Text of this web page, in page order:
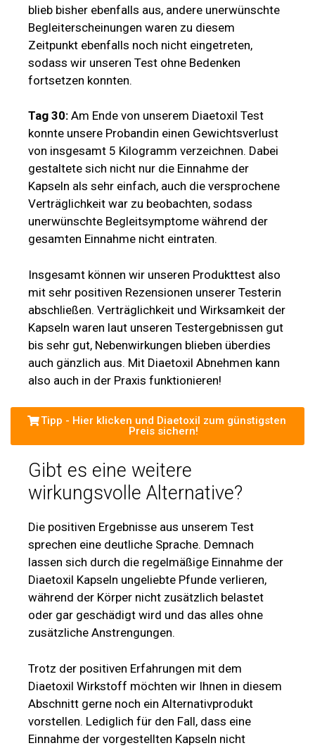
blieb bisher ebenfalls aus, andere unerwünschte
Begleiterscheinungen waren zu diesem
Zeitpunkt ebenfalls noch nicht eingetreten,
sodass wir unseren Test ohne Bedenken
fortsetzen konnten.
Tag 30: Am Ende von unserem Diaetoxil Test
konnte unsere Probandin einen Gewichtsverlust
von insgesamt 5 Kilogramm verzeichnen. Dabei
gestaltete sich nicht nur die Einnahme der
Kapseln als sehr einfach, auch die versprochene
Verträglichkeit war zu beobachten, sodass
unerwünschte Begleitsymptome während der
gesamten Einnahme nicht eintraten.
Insgesamt können wir unseren Produkttest also
mit sehr positiven Rezensionen unserer Testerin
abschließen. Verträglichkeit und Wirksamkeit der
Kapseln waren laut unseren Testergebnissen gut
bis sehr gut, Nebenwirkungen blieben überdies
auch gänzlich aus. Mit Diaetoxil Abnehmen kann
also auch in der Praxis funktionieren!
Tipp - Hier klicken und Diaetoxil zum günstigsten
Preis sichern!
Gibt es eine weitere
wirkungsvolle Alternative?
Die positiven Ergebnisse aus unserem Test
sprechen eine deutliche Sprache. Demnach
lassen sich durch die regelmäßige Einnahme der
Diaetoxil Kapseln ungeliebte Pfunde verlieren,
während der Körper nicht zusätzlich belastet
oder gar geschädigt wird und das alles ohne
zusätzliche Anstrengungen.
Trotz der positiven Erfahrungen mit dem
Diaetoxil Wirkstoff möchten wir Ihnen in diesem
Abschnitt gerne noch ein Alternativprodukt
vorstellen. Lediglich für den Fall, dass eine
Einnahme der vorgestellten Kapseln nicht